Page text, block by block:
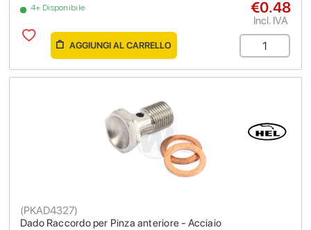
4+ Disponibile €0.48
Incl. IVA
AGGIUNGI AL CARRELLO
Dado Raccordo per Pinza anteriore - Acciaio
(PKAD4327)